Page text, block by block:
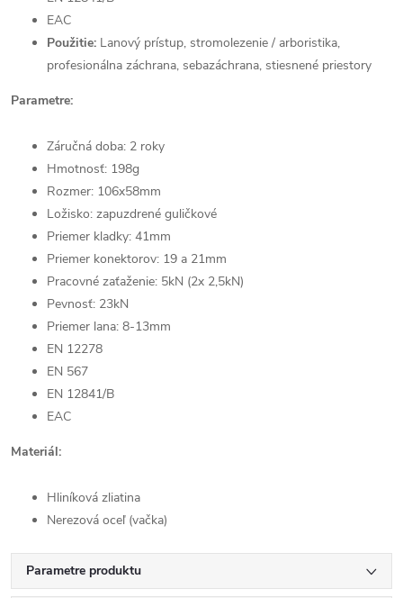
EAC
Použitie: Lanový prístup, stromolezenie / arboristika,
profesionálna záchrana, sebazáchrana, stiesnené priestory
Parametre:
Záručná doba: 2 roky
Hmotnosť: 198g
Rozmer: 106x58mm
Ložisko: zapuzdrené guličkové
Priemer kladky: 41mm
Priemer konektorov: 19 a 21mm
Pracovné zaťaženie: 5kN (2x 2,5kN)
Pevnosť: 23kN
Priemer lana: 8-13mm
EN 12278
EN 567
EN 12841/B
EAC
Materiál:
Hliníková zliatina
Nerezová oceľ (vačka)
Parametre produktu